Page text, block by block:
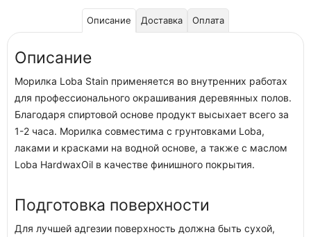
Описание Доставка Оплата
Описание
Морилка Loba Stain применяется во внутренних работах
для профессионального окрашивания деревянных полов.
Благодаря спиртовой основе продукт высыхает всего за
1-2 часа. Морилка совместима с грунтовками Loba,
лаками и красками на водной основе, а также с маслом
Loba HardwaxOil в качестве финишного покрытия.
Подготовка поверхности
Для лучшей адгезии поверхность должна быть сухой,